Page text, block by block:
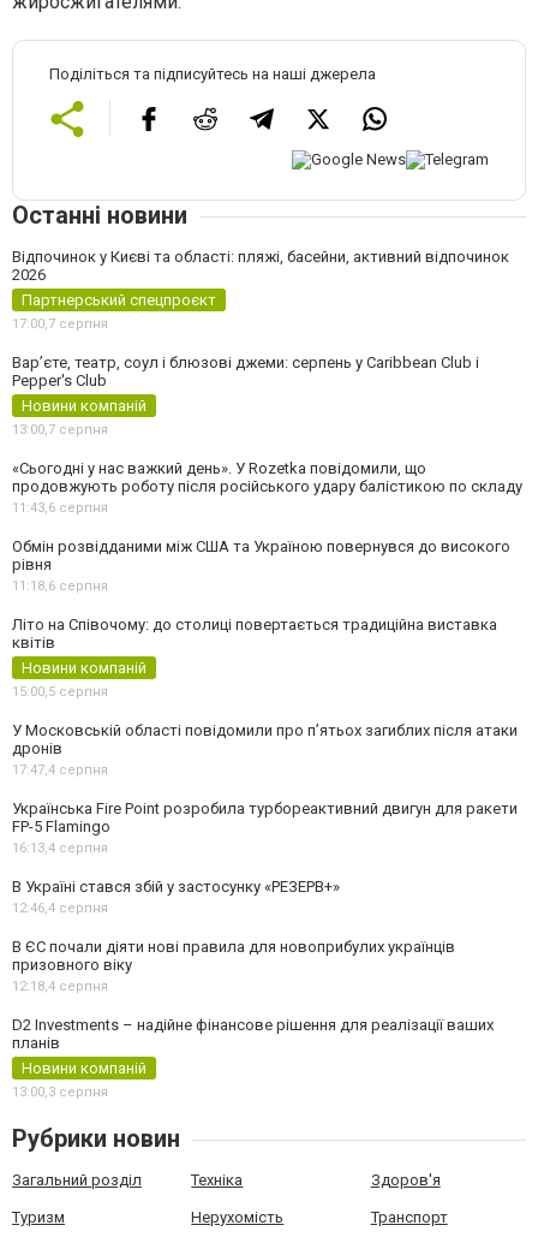
Поділіться та підписуйтесь на наші джерела
Останні новини
Відпочинок у Києві та області: пляжі, басейни, активний відпочинок
2026
Партнерський спецпроєкт
17:00, 7 серпня
Вар’єте, театр, соул і блюзові джеми: серпень у Caribbean Club і
Pepper's Club
Новини компаній
13:00, 7 серпня
«Сьогодні у нас важкий день». У Rozetka повідомили, що
продовжують роботу після російського удару балістикою по складу
11:43, 6 серпня
Обмін розвідданими між США та Україною повернувся до високого
рівня
11:18, 6 серпня
Літо на Співочому: до столиці повертається традиційна виставка
квітів
Новини компаній
15:00, 5 серпня
У Московській області повідомили про п’ятьох загиблих після атаки
дронів
17:47, 4 серпня
Українська Fire Point розробила турбореактивний двигун для ракети
FP-5 Flamingo
16:13, 4 серпня
В Україні стався збій у застосунку «РЕЗЕРВ+»
12:46, 4 серпня
В ЄС почали діяти нові правила для новоприбулих українців
призовного віку
12:18, 4 серпня
D2 Investments – надійне фінансове рішення для реалізації ваших
планів
Новини компаній
13:00, 3 серпня
Рубрики новин
Загальний розділ Техніка Здоров'я
Туризм Нерухомість Транспорт